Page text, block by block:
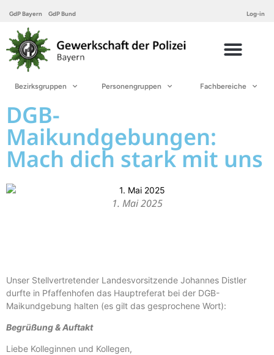
GdP Bayern GdP Bund Log-in
Bezirksgruppen Personengruppen Fachbereiche
DGB-
Maikundgebungen:
Mach dich stark mit uns
1. Mai 2025
Unser Stellvertretender Landesvorsitzende Johannes Distler
durfte in Pfaffenhofen das Hauptreferat bei der DGB-
Maikundgebung halten (es gilt das gesprochene Wort):
Begrüßung & Auftakt
Liebe Kolleginnen und Kollegen,